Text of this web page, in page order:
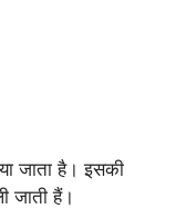
जाता है। इसकी
जाती हैं।